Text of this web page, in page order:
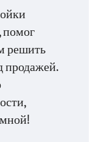
помог
решить
продажей.